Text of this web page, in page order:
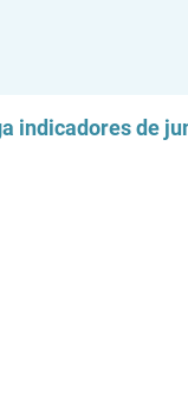
indicadores de